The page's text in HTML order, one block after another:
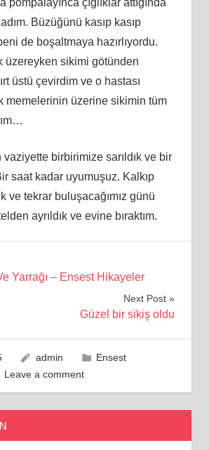
Büzüğünü kasıp kasıp
de boşaltmaya hazırlıyordu.
üzereyken sikimi götünden
üstü çevirdim ve o hastası
memelerinin üzerine sikimin tüm
vaziyette birbirimize sarıldık ve bir
saat kadar uyumuşuz. Kalkıp
ve tekrar buluşacağımız günü
ayrıldık ve evine bıraktım.
Yarrağı – Ensest Hikayeler
Next Post
Güzel bir sikiş oldu
admin
Ensest
Leave a comment